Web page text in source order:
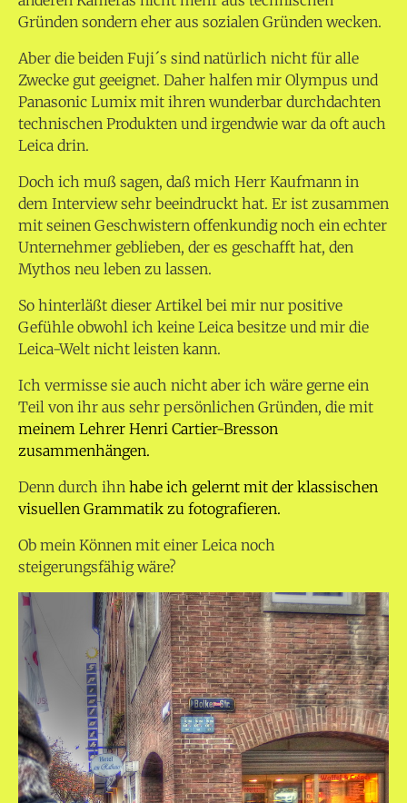
Gründen sondern eher aus sozialen Gründen wecken.
Aber die beiden Fuji´s sind natürlich nicht für alle
Zwecke gut geeignet. Daher halfen mir Olympus und
Panasonic Lumix mit ihren wunderbar durchdachten
technischen Produkten und irgendwie war da oft auch
Leica drin.
Doch ich muß sagen, daß mich Herr Kaufmann in
dem Interview sehr beeindruckt hat. Er ist zusammen
mit seinen Geschwistern offenkundig noch ein echter
Unternehmer geblieben, der es geschafft hat, den
Mythos neu leben zu lassen.
So hinterläßt dieser Artikel bei mir nur positive
Gefühle obwohl ich keine Leica besitze und mir die
Leica-Welt nicht leisten kann.
Ich vermisse sie auch nicht aber ich wäre gerne ein
Teil von ihr aus sehr persönlichen Gründen, die mit
meinem Lehrer Henri Cartier-Bresson
zusammenhängen.
Denn durch ihn habe ich gelernt mit der klassischen
visuellen Grammatik zu fotografieren.
Ob mein Können mit einer Leica noch
steigerungsfähig wäre?